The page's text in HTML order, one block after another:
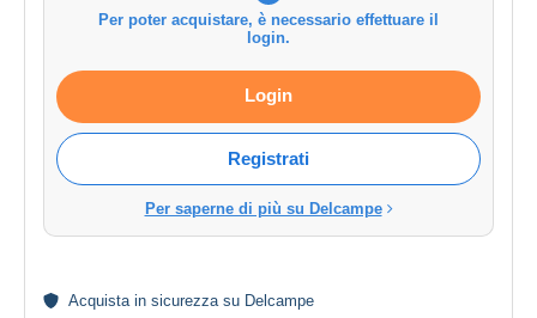
Per poter acquistare, è necessario effettuare il
login.
Login
Registrati
Per saperne di più su Delcampe
Acquista in sicurezzasu Delcampe